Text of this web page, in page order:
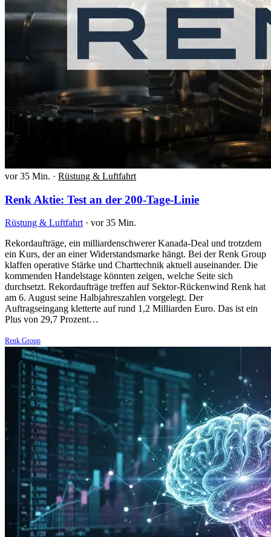
vor 35 Min. · Rüstung & Luftfahrt
Renk Aktie: Test an der 200-Tage-Linie
Rüstung & Luftfahrt · vor 35 Min.
Rekordaufträge, ein milliardenschwerer Kanada-Deal und trotzdem
ein Kurs, der an einer Widerstandsmarke hängt. Bei der Renk Group
klaffen operative Stärke und Charttechnik aktuell auseinander. Die
kommenden Handelstage könnten zeigen, welche Seite sich
durchsetzt. Rekordaufträge treffen auf Sektor-Rückenwind Renk hat
am 6. August seine Halbjahreszahlen vorgelegt. Der
Auftragseingang kletterte auf rund 1,2 Milliarden Euro. Das ist ein
Plus von 29,7 Prozent…
Renk Group